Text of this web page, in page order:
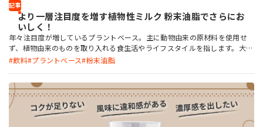
記事
より一層注目度を増す植物性ミルク 粉末油脂でさらにお
いしく！
年々注目度が増しているプラントベース。主に動物由来の原材料を使用せ
ず、植物由来のものを取り入れる食生活やライフスタイルを指します。大豆
ミートや植物性チーズ、植物性菓子など、プラントベースフードが一気に市
あります。そこで今回の記事では、あらためてその特徴を紹介するととも
に、課題を解決するための方法を紹介します。植物性ミルクをはじめとする
プラントベース飲料の開発に取り組んでいる方、これから取り組もうと考
えている方の参考になれば幸いです。
飲料 プラントベース 粉末油脂